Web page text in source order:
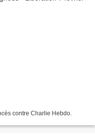
contre Charlie Hebdo.